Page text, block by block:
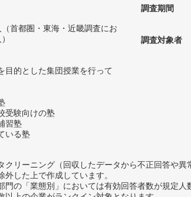
首都圏・東海・近畿調査にお
目的とした集団授業を行って
受験向けの塾
習塾
いる塾
調査期間
調査対象者
リーニング（回収したデータから不正回答や異
した上で作成しています。
の「業態別」においては有効回答者数が規定